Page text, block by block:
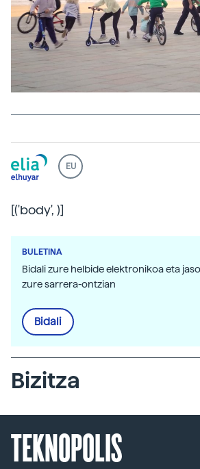
EU
[('body', )]
BULETINA
Bidali zure helbide elektronikoa eta
zure sarrera-ontzian
Bidali
Bizitza
TEKNOPOLIS